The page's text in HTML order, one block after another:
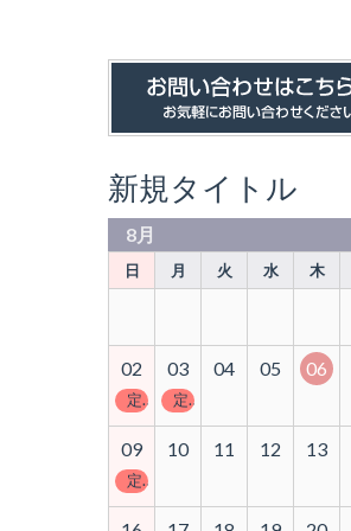
新規タイトル
8月
日 月 火 水 木
02
定休日
03
定休日
04 05 06
09
定休日
10 11 12 13